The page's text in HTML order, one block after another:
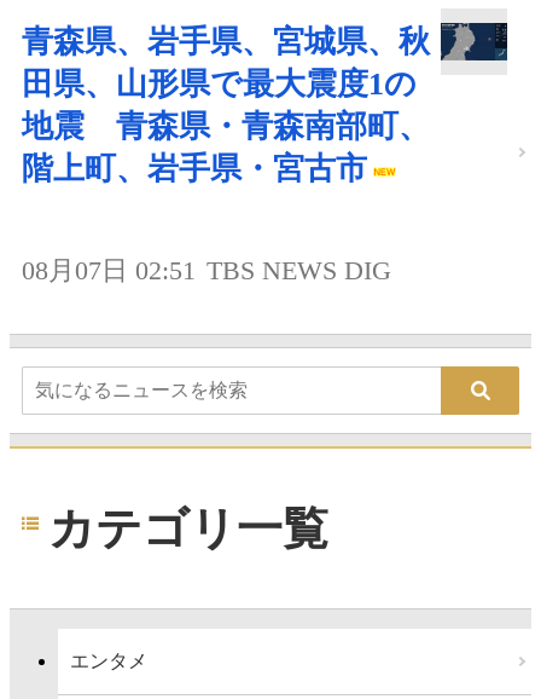
青森県、岩手県、宮城県、秋
田県、山形県で最大震度1の
地震 青森県・青森南部町、
階上町、岩手県・宮古市
08月07日 02:51 TBS NEWS DIG
カテゴリ一覧
エンタメ